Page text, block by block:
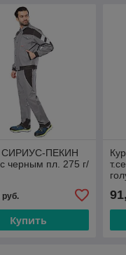
СИРИУС-ПЕКИН
черным пл. 275 г/
руб.
Купить